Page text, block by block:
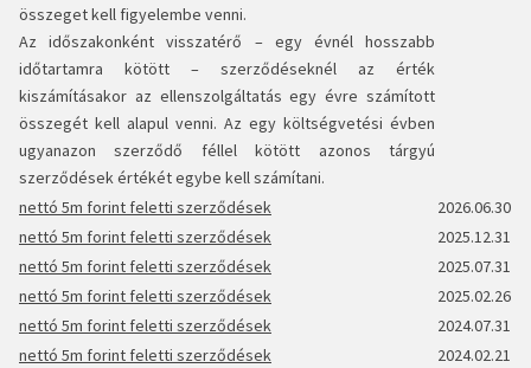
összeget kell figyelembe venni.
Az időszakonként visszatérő –egy évnél hosszabb
időtartamra kötött – szerződéseknél az érték
kiszámításakor az ellenszolgáltatás egy évre számított
összegét kell alapul venni. Az egy költségvetési évben
ugyanazon szerződő féllel kötött azonos tárgyú
szerződések értékét egybe kell számítani.
nettó 5m forint feletti szerződések
2026.06.30
nettó 5m forint feletti szerződések
2025.12.31
nettó 5m forint feletti szerződések
2025.07.31
nettó 5m forint feletti szerződések
2025.02.26
nettó 5m forint feletti szerződések
2024.07.31
nettó 5m forint feletti szerződések
2024.02.21